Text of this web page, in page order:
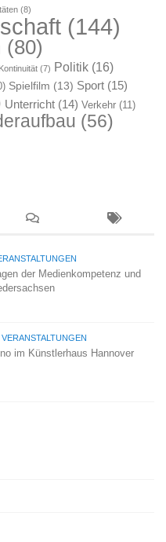
(8)
(144)
(80)
(7) Politik (16)
Spielfilm (13) Sport (15)
Unterricht (14) Verkehr (11)
(56)
der Medienkompetenz und
VERANSTALTUNGEN
im Künstlerhaus Hannover